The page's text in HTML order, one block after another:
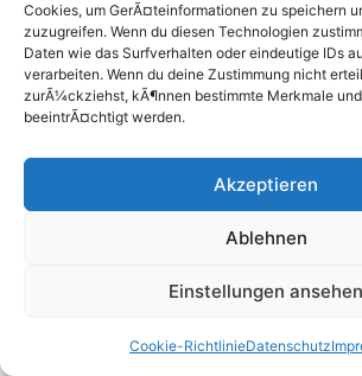
Cookies, um GerÃ¤teinformationen zu speichern
zuzugreifen. Wenn du diesen Technologien
Daten wie das Surfverhalten oder eindeutige IDs
verarbeiten. Wenn du deine Zustimmung nicht
zurÃ¼ckziehst, kÃ¶nnen bestimmte Merkmale
beeintrÃ¤chtigt werden.
Akzeptieren
Ablehnen
Einstellungen ansehen
Cookie-RichtlinieDatenschutz